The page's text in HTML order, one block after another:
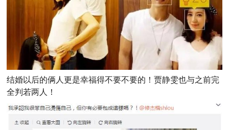
结婚以后的俩人更是幸福得不要不要的！贾静雯也与之前完
全判若两人！